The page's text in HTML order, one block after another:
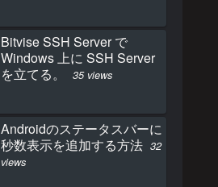
Bitvise SSH Server で
Windows 上に SSH Server
を立てる。
35 views
Androidのステータスバーに
秒数表示を追加する方法 32
views